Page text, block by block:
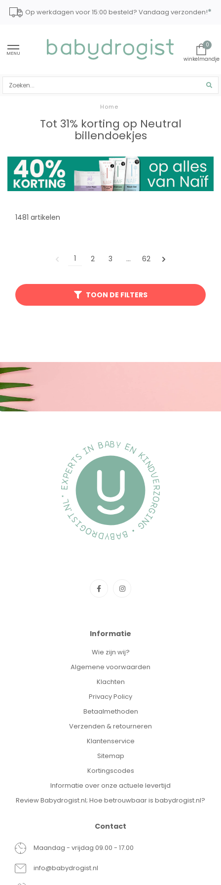
Op werkdagen voor 15:00 besteld? Vandaag verzonden!*
MENU
0
Home
Tot 31% korting op Neutral
billendoekjes
1481 artikelen
1 2 3 … 62
TOON DE FILTERS
Informatie
Wie zijn wij?
Algemene voorwaarden
Klachten
Privacy Policy
Betaalmethoden
Verzenden & retourneren
Klantenservice
Sitemap
Kortingscodes
Informatie over onze actuele levertijd
Review Babydrogist.nl; Hoe betrouwbaar is babydrogist.nl?
Contact
Maandag - vrijdag 09.00 - 17.00
info@babydrogist.nl